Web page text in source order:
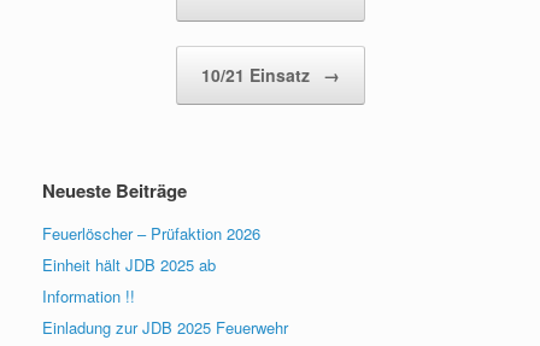
10/21 Einsatz →
Neueste Beiträge
Feuerlöscher – Prüfaktion 2026
Einheit hält JDB 2025 ab
Information !!
Einladung zur JDB 2025 Feuerwehr